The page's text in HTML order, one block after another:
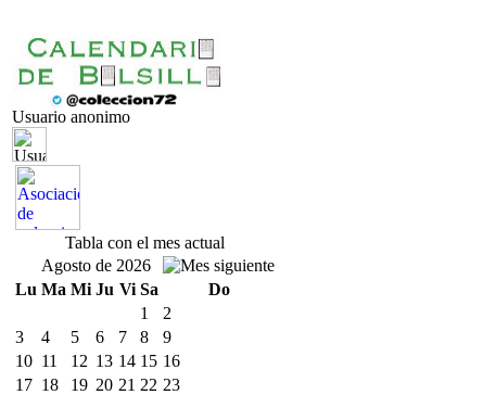
Usuario anonimo
Tabla con el mes actual
Agosto de 2026
Lu Ma Mi Ju Vi Sa
Do
1
2
3
4 5 6 7 8
9
10 11 12 13 14 15 16
17 18 19 20 21 22 23